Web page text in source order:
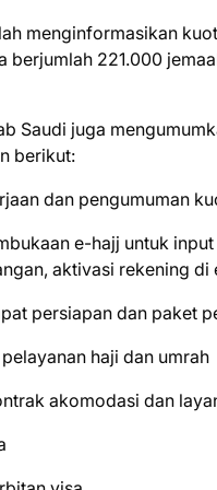
menginformasikan
berjumlah 221.000
Saudi juga
berikut:
dan pengumuman
e-hajj untuk
aktivasi rekening di
persiapan dan paket
haji dan umrah
akomodasi dan